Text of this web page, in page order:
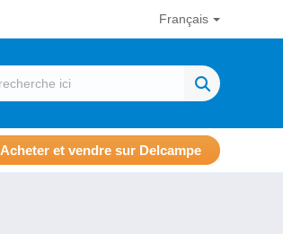
Français
Acheter et vendre sur Delcampe